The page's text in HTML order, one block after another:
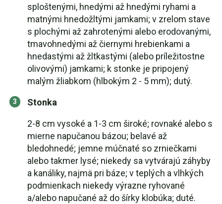
sploštenými, hnedými až hnedými ryhami a
matnými hnedožltými jamkami; v zrelom stave
s plochými až zahrotenými alebo erodovanými,
tmavohnedými až čiernymi hrebienkami a
hnedastými až žltkastými (alebo príležitostne
olivovými) jamkami; k stonke je pripojený
malým žliabkom (hlbokým 2 - 5 mm); dutý.
Stonka
2-8 cm vysoké a 1-3 cm široké; rovnaké alebo s
mierne napučanou bázou; belavé až
bledohnedé; jemne múčnaté so zrniečkami
alebo takmer lysé; niekedy sa vytvárajú záhyby
a kanáliky, najmä pri báze; v teplých a vlhkých
podmienkach niekedy výrazne ryhované
a/alebo napučané až do šírky klobúka; duté.